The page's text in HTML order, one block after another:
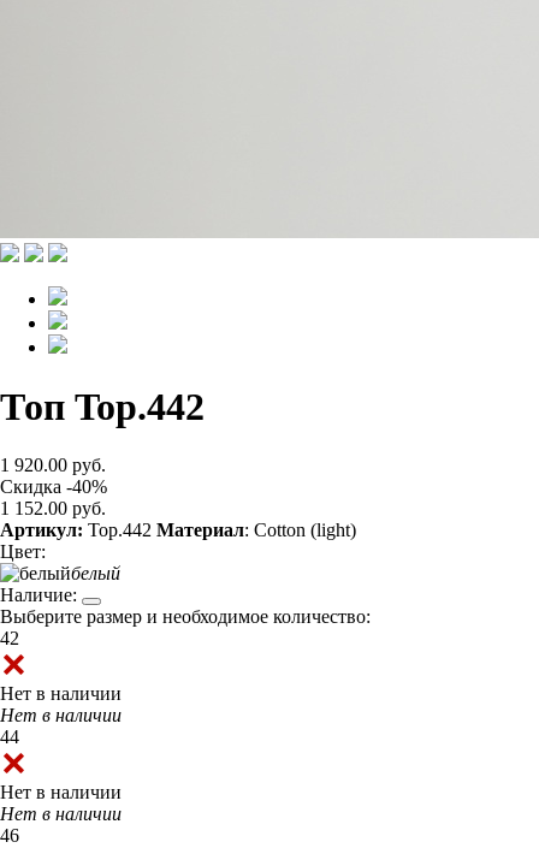
Топ Top.442
1 920.00 руб.
Скидка -40%
1 152.00 руб.
Артикул: Top.442 Материал: Cotton (light)
Цвет:
белый
Наличие:
Выберите размер и необходимое количество:
42
Нет в наличии
Нет в наличии
44
Нет в наличии
Нет в наличии
46